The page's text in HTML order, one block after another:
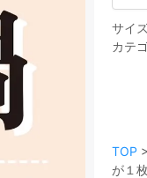
サイ
カテ
TOP >
が１